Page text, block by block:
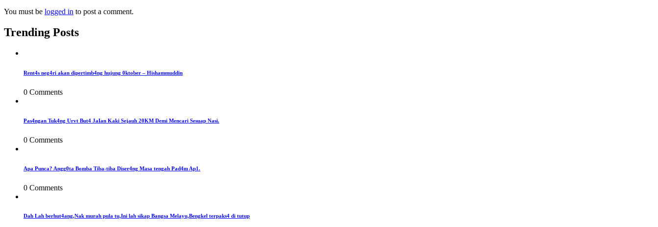
You must be logged in to post a comment.
Trending Posts
Rent4s neg4ri akan dipertimb4ng hujung 0ktober – Hishammuddin
0 Comments
Pas4ngan Tuk4ng Urvt But4 JaIan Kaki Sejauh 20KM Demi Mencari Sesuap Nasi.
0 Comments
Apa Punca? Angg0ta Bomba Tiba-tiba Diser4ng Masa tengah Pad4m Ap1.
0 Comments
Dah Lah berhut4ang,Nak murah pula tu,Ini lah sikap Bangsa Melayu,Bengkel terpaks4 di tutup